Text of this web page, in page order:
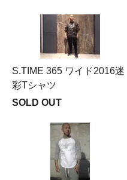
S.TIME 365 ワイド2016迷
彩Tシャツ
SOLD OUT